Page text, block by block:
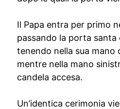
Il Papa entra per primo
passando la porta santa
tenendo nella sua mano
mentre nella mano
candela accesa.
Un’identica cerimonia